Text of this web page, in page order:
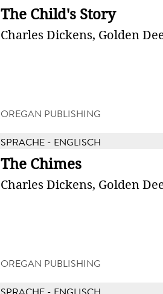
The Child's Story
Charles Dickens, Golden
OREGAN PUBLISHING
SPRACHE - ENGLISCH
The Chimes
Charles Dickens, Golden
OREGAN PUBLISHING